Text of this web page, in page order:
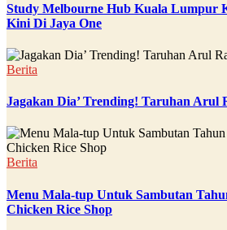
Study Melbourne Hub Kuala Lumpur
Kini Di Jaya One
Berita
Jagakan Dia’ Trending! Taruhan Arul
Berita
Menu Mala-tup Untuk Sambutan
Chicken Rice Shop